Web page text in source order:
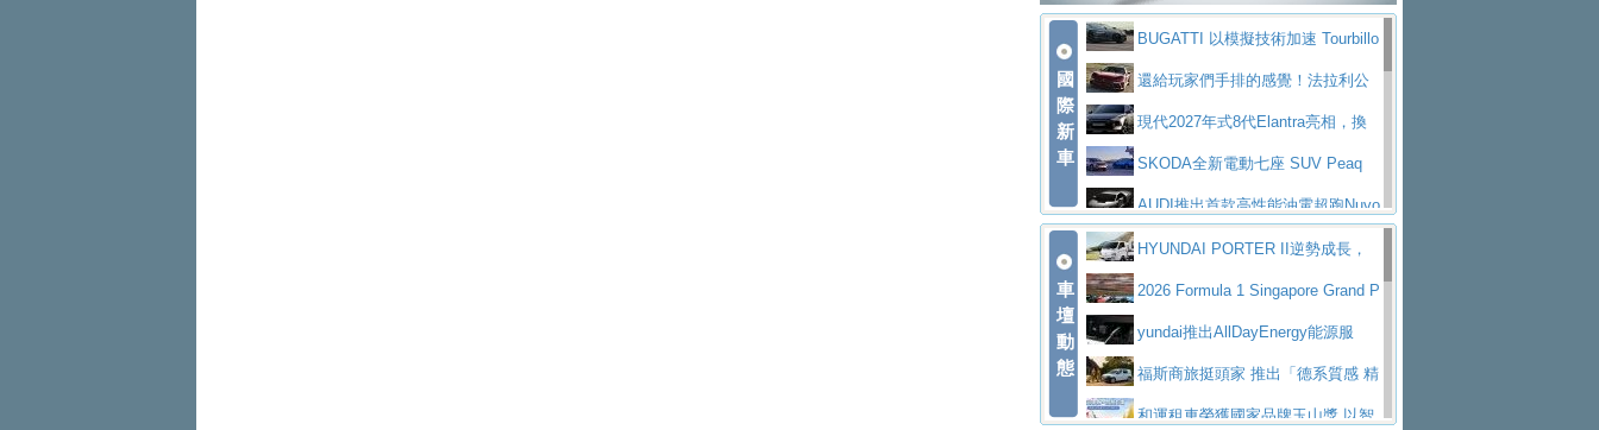
不是對手正宗年鑑2025年全球自動車年鑑1月
下旬問世！2024第六屆ISUZU運轉職人挑戰賽
首度前進南台灣熱烈開戰
豪華電能休旅新星 Audi Q4 Sportba
ck 55 e-tron S lineScania Taiwan 逆風而行，加深力
道投資布局
萬起
新，新增 Yakudo 特別版
Skoda Peaq 發表全新電動動力系
統 最長續航逾 640 公里、支援雙向供電
BMW M2 首度導入 xDrive 四驅，
美國與瑞士需求成關鍵推手
The all-new T-Roc 魅力 自成焦點
Maserati GT2 Stradale「Tribute to
MC12」全球首度亮相
迎接 RANGE ROVER 品牌家族第
五位成員 全新 RANGE ROVER GT 預告登
場
造型華麗時尚、科技座艙再進化，P
eugeot 208小改款發表上市94.8萬起
突然滿天都是小星星！ 台灣賓士突
襲式宣告全新 GLB 第四季上市即日起接單1
98萬起
台灣僅此一台 ! ROYAL ENFIELD
SHOTGUN 650 x ROUGH CRAFTS 限量特
仕版29日開放搶購
國
際
新
車
BUGATTI 以模擬技術加速 Tourbillo
n 動態開發還給玩家們手排的感覺！法拉利公
布12Cilidri Manaule手排超跑產品細節
現代2027年式8代Elantra亮相，換
裝更銳利的造型、更先進的資訊娛樂系統及
更高效的動力
SKODA全新電動七座 SUV Peaq
問世，擁有品牌史上最寬敞且豪華的座艙
AUDI推出首款高性能油電超跑Nuvo
lari，0到100公里加速2.6秒、極速350公里
／小時
百年三叉戟傳奇再啟程 Maserati 重
返 1000 Miglia 傳承競速榮耀
法拉利首款純電跑車Luce亮相，最
大馬力超過1000匹並具備530公里最大續航
里程
小車大空間、座艙科技更先進，SK
ODA發表全新純電跨界休旅Eipq祭平民化車
價89萬起
賓士AMG.EA專屬平台首作，Merc
edes-AMG 全新GT 4-Door Coupe全球首發
福斯推出首款GTI純電性能掀背ID.
車
壇
動
態
HYUNDAI PORTER II逆勢成長，
勇奪中型貨車銷售冠軍
2026 Formula 1 Singapore Grand P
rix 新加坡大獎賽 Audi 極速之旅開放報名
yundai推出AllDayEnergy能源服
務 讓電動車化身行動儲能系統
福斯商旅挺頭家 推出「德系質感 精
算圓夢」專案和運租車榮獲國家品牌玉山獎 以智